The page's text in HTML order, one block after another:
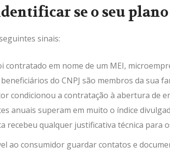
se o seu
sinais:
contratado em nome de um MEI,
do CNPJ são membros da sua
condicionou a contratação à abertura de
anuais superam em muito o índice
recebeu qualquer justificativa técnica para
ao consumidor guardar contatos e